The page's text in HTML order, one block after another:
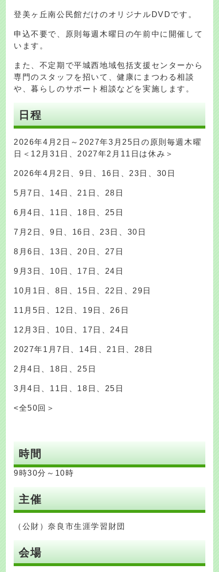
登美ヶ丘南公民館だけのオリジナルDVDです。
申込不要で、原則毎週木曜日の午前中に開催して
います。
また、不定期で平城西地域包括支援センターから
専門のスタッフを招いて、健康にまつわる相談
や、暮らしのサポート相談などを実施します。
日程
2026年4月2日～2027年3月25日の原則毎週木曜
日＜12月31日、2027年2月11日は休み＞
2026年4月2日、9日、16日、23日、30日
5月7日、14日、21日、28日
6月4日、11日、18日、25日
7月2日、9日、16日、23日、30日
8月6日、13日、20日、27日
9月3日、10日、17日、24日
10月1日、8日、15日、22日、29日
11月5日、12日、19日、26日
12月3日、10日、17日、24日
2027年1月7日、14日、21日、28日
2月4日、18日、25日
3月4日、11日、18日、25日
<全50回＞
時間
9時30分～10時
主催
（公財）奈良市生涯学習財団
会場